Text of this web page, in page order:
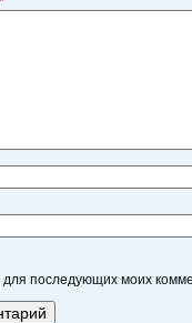
последующих моих